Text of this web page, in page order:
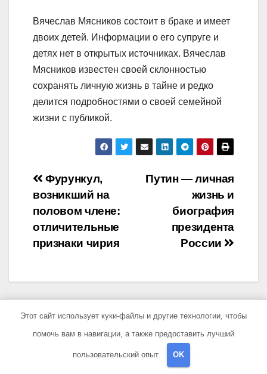
Вячеслав Мясников состоит в браке и имеет
двоих детей. Информации о его супруге и
детях нет в открытых источниках. Вячеслав
Мясников известен своей склонностью
сохранять личную жизнь в тайне и редко
делится подробностями о своей семейной
жизни с публикой.
Навигация
по
записям
Путин — личная
жизнь и
биография
президента
России
Фурункул,
возникший на
половом члене:
отличительные
признаки чирия
Отsib_ecometal
Этот сайт использует куки-файлы и другие технологии, чтобы
помочь вам в навигации, а также предоставить лучший
пользовательский опыт. OK